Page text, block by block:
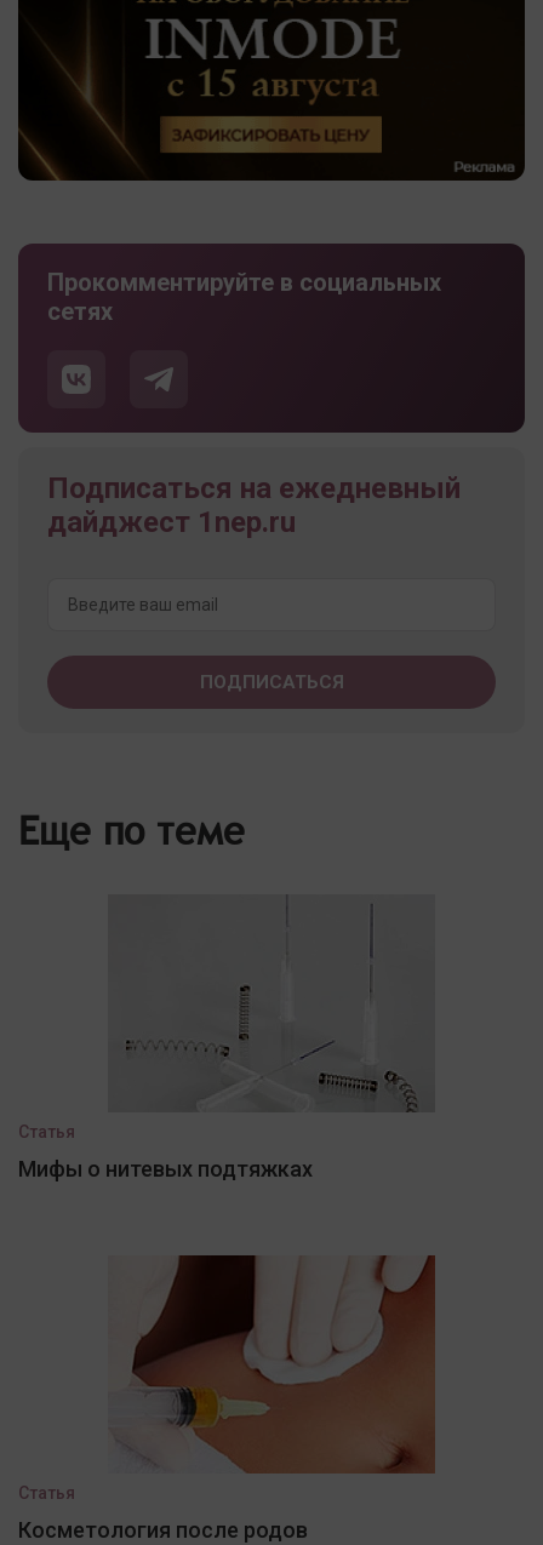
Прокомментируйте в социальных
сетях
Подписаться на ежедневный
дайджест 1nep.ru
Еще по теме
Статья
Мифы о нитевых подтяжках
Статья
Косметология после родов